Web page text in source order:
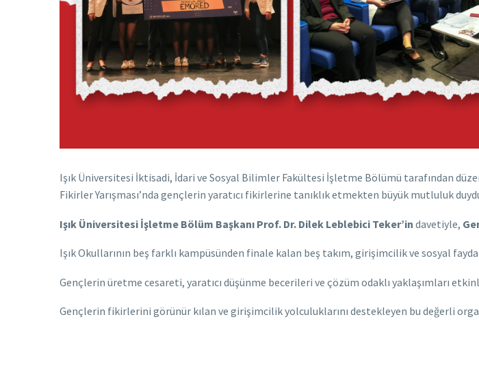
Işık Üniversitesi İktisadi, İdari ve Sosyal Bilimler Fakültesi İşletme Bölümü tarafından
Fikirler Yarışması’nda gençlerin yaratıcı fikirlerine tanıklık etmekten büyük mutluluk
Işık Üniversitesi İşletme Bölüm Başkanı Prof. Dr. Dilek Leblebici Teker’in davetiyle,
Işık Okullarının beş farklı kampüsünden finale kalan beş takım, girişimcilik ve sosyal
Gençlerin üretme cesareti, yaratıcı düşünme becerileri ve çözüm odaklı yaklaşımları
Gençlerin fikirlerini görünür kılan ve girişimcilik yolculuklarını destekleyen bu değerli